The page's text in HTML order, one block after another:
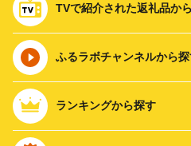
TVで紹介された返礼品か
ふるラボチャンネルから
ランキングから探す